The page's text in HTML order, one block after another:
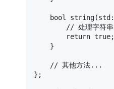
bool string
// 处理字符串
return true;
    }
// 其他方法...
};